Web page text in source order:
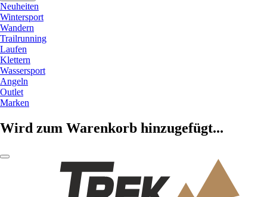
Neuheiten
Wintersport
Wandern
Trailrunning
Laufen
Klettern
Wassersport
Angeln
Outlet
Marken
Wird zum Warenkorb hinzugefügt...